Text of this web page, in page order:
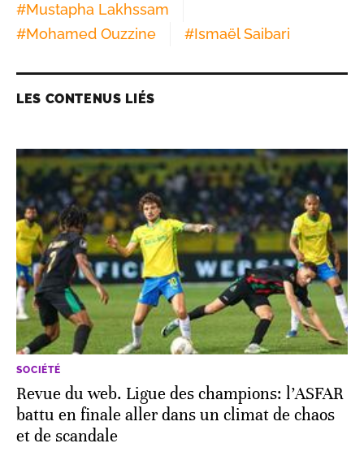
#Mustapha Lakhssam
#Mohamed Ouzzine #Ismaël Saibari
LES CONTENUS LIÉS
SOCIÉTÉ
Revue du web. Ligue des champions: l’ASFAR
battu en finale aller dans un climat de chaos
et de scandale